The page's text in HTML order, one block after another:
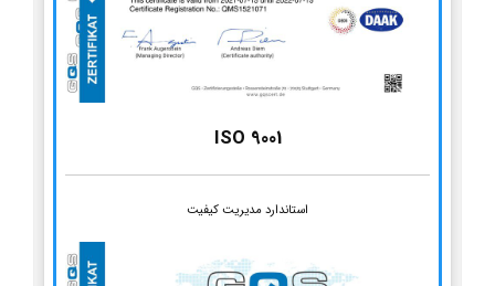
ISO 9001
استاندارد مدیریت کیفیت